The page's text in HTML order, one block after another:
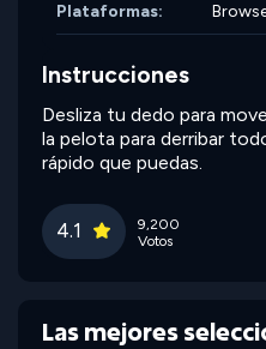
Plataformas:
Instrucciones
Desliza tu dedo para
la pelota para derribar
rápido que puedas.
4.1
9,200
Votos
Las mejores